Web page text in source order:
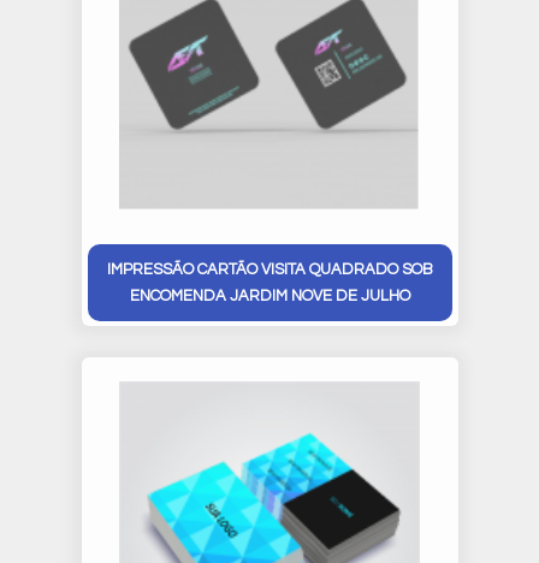
IMPRESSÃO CARTÃO VISITA QUADRADO SOB
ENCOMENDA JARDIM NOVE DE JULHO